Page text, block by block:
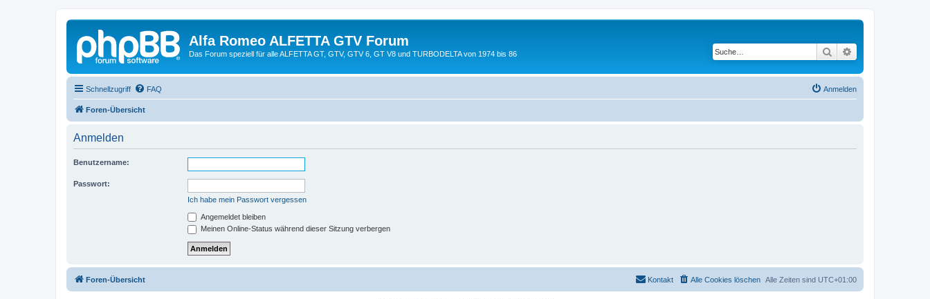
Alfa Romeo ALFETTA GTV Forum
Das Forum speziell für alle ALFETTA GT, GTV, GTV 6, GT V8 und TURBODELTA von 1974 bis 86 Suche
Schnellzugriff FAQ Anmelden
Foren-Übersicht
Anmelden
Benutzername:
Passwort:
Ich habe mein Passwort vergessen
Angemeldet bleiben
Meinen Online-Status während dieser Sitzung verbergen
Foren-Übersicht Alle Zeiten sind UTC+01:00
Alle Cookies löschen
Kontakt